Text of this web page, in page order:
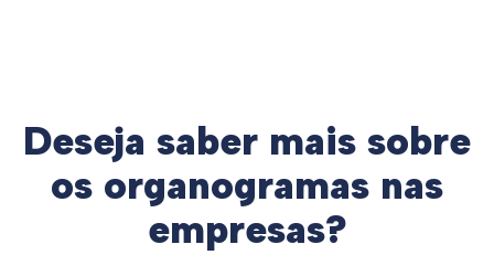
Deseja saber mais sobre
os organogramas nas
empresas?